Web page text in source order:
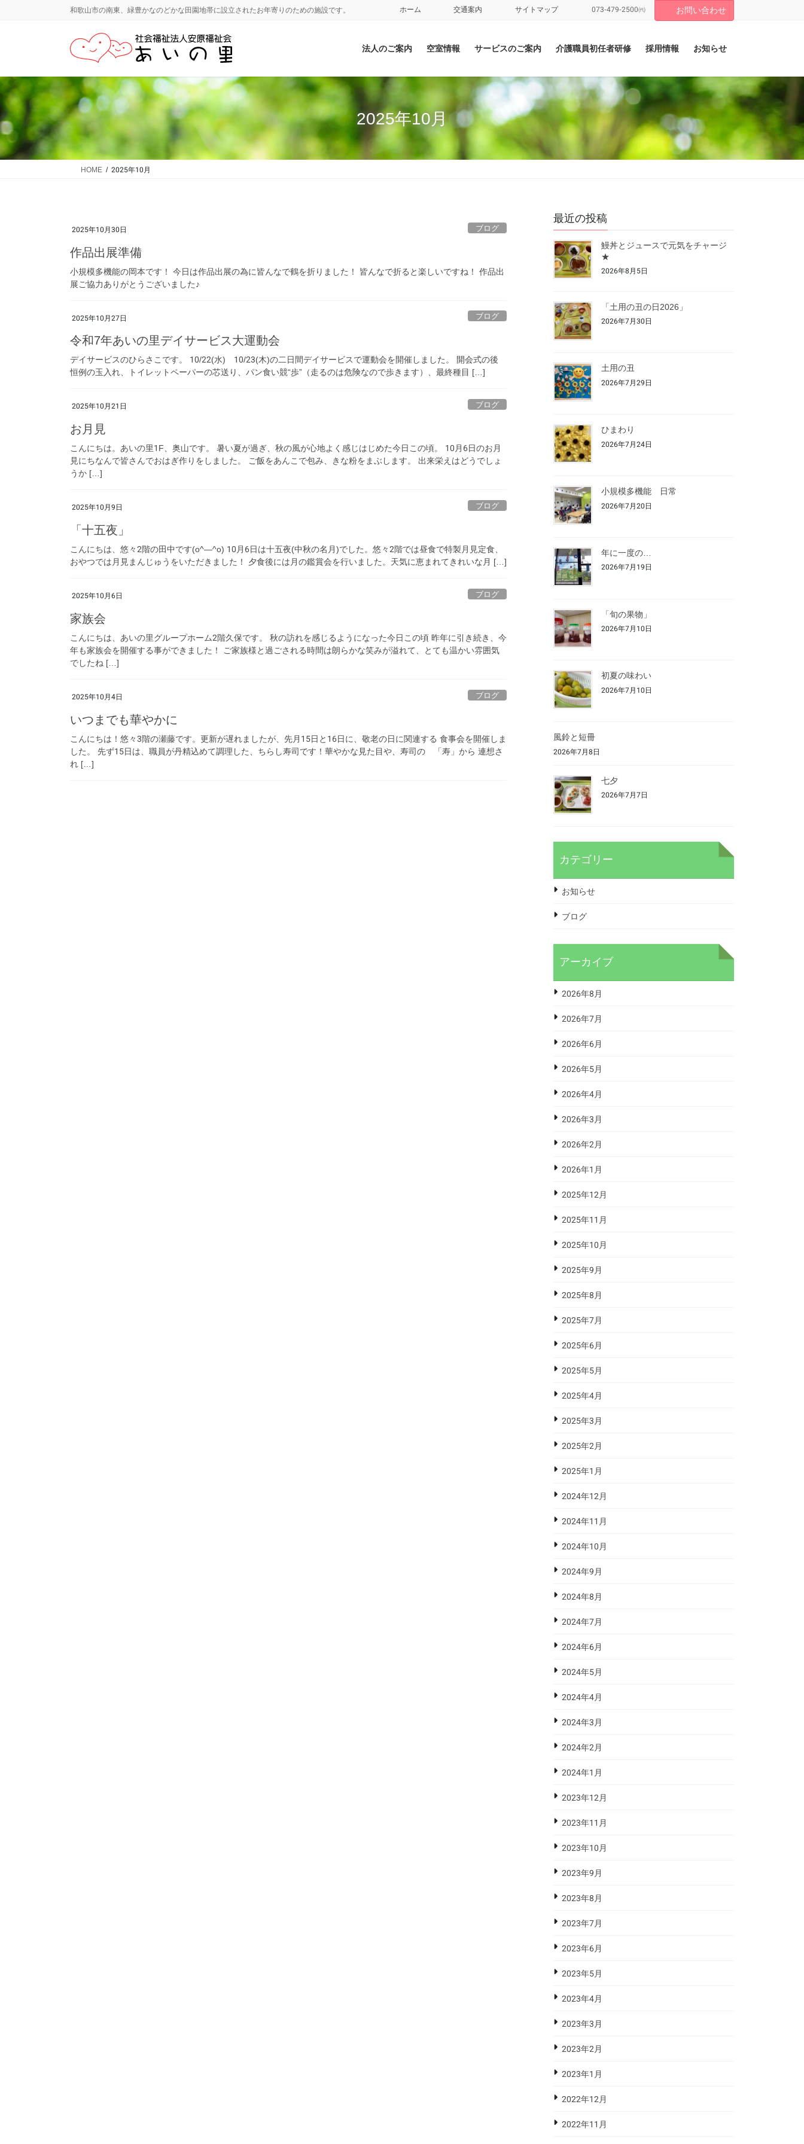
に
移
動
ョ
ン
に
移
動
和歌山市の南東、緑豊かなのどかな田園地帯に設立されたお年寄りのための施設です。 ホーム 交通案内 サイトマップ 073-479-2500㈹ お問い合わせ
法人のご案内 空室情報 サービスのご案内 介護職員初任者研修 採用情報 お知らせ
2025年10月
HOME 2025年10月
2025年10月30日 ブログ
作品出展準備
小規模多機能の岡本です！ 今日は作品出展の為に皆んなで鶴を折りました！ 皆んなで折ると楽しいですね！ 作品出
展ご協力ありがとうございました♪
2025年10月27日 ブログ
令和7年あいの里デイサービス大運動会
デイサービスのひらさこです。 10/22(水) 10/23(木)の二日間デイサービスで運動会を開催しました。 開会式の後
恒例の玉入れ、トイレットペーパーの芯送り、パン食い競“歩”（走るのは危険なので歩きます）、最終種目 […]
2025年10月21日 ブログ
お月見
こんにちは。あいの里1F、奥山です。 暑い夏が過ぎ、秋の風が心地よく感じはじめた今日この頃。 10月6日のお月
見にちなんで皆さんでおはぎ作りをしました。 ご飯をあんこで包み、きな粉をまぶします。 出来栄えはどうでしょ
うか […]
2025年10月9日 ブログ
「十五夜」
こんにちは、悠々2階の田中です(o^―^o) 10月6日は十五夜(中秋の名月)でした。悠々2階では昼食で特製月見定食、
おやつでは月見まんじゅうをいただきました！ 夕食後には月の鑑賞会を行いました。天気に恵まれてきれいな月 […]
2025年10月6日 ブログ
家族会
こんにちは、あいの里グループホーム2階久保です。 秋の訪れを感じるようになった今日この頃 昨年に引き続き、今
年も家族会を開催する事ができました！ ご家族様と過ごされる時間は朗らかな笑みが溢れて、とても温かい雰囲気
でしたね […]
2025年10月4日 ブログ
いつまでも華やかに
こんにちは！悠々3階の瀬藤です。更新が遅れましたが、先月15日と16日に、敬老の日に関連する 食事会を開催しま
した。 先ず15日は、職員が丹精込めて調理した、ちらし寿司です！華やかな見た目や、寿司の 「寿」から 連想さ
れ […]
最近の投稿
鰻丼とジュースで元気をチャージ
★
2026年8月5日
「土用の丑の日2026」
2026年7月30日
土用の丑
2026年7月29日
ひまわり
2026年7月24日
小規模多機能 日常
2026年7月20日
年に一度の…
2026年7月19日
「旬の果物」
2026年7月10日
初夏の味わい
2026年7月10日
風鈴と短冊
2026年7月8日
七夕
2026年7月7日
カテゴリー
お知らせ
ブログ
アーカイブ
2026年8月
2026年7月
2026年6月
2026年5月
2026年4月
2026年3月
2026年2月
2026年1月
2025年12月
2025年11月
2025年10月
2025年9月
2025年8月
2025年7月
2025年6月
2025年5月
2025年4月
2025年3月
2025年2月
2025年1月
2024年12月
2024年11月
2024年10月
2024年9月
2024年8月
2024年7月
2024年6月
2024年5月
2024年4月
2024年3月
2024年2月
2024年1月
2023年12月
2023年11月
2023年10月
2023年9月
2023年8月
2023年7月
2023年6月
2023年5月
2023年4月
2023年3月
2023年2月
2023年1月
2022年12月
2022年11月